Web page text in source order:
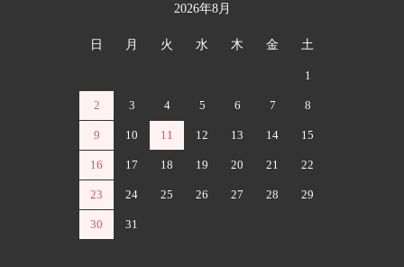
2026年8月
日 月 火 水 木 金 土
1
2 3 4 5 6 7 8
9 10 11 12 13 14 15
16 17 18 19 20 21 22
23 24 25 26 27 28 29
30 31